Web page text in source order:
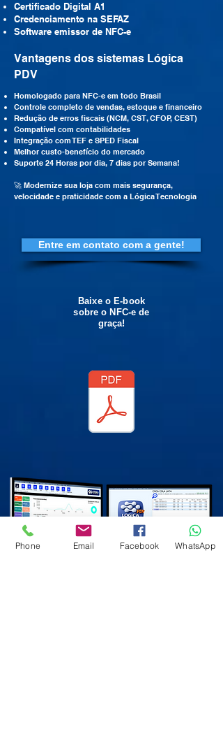
Certificado Digital A1
Credenciamento na SEFAZ
Software emissor de NFC-e
Vantagens dos sistemas Lógica
PDV
Homologado para NFC-e em todo Brasil
Controle completo de vendas, estoque e financeiro
Redução de erros fiscais (NCM, CST, CFOP, CEST)
Compatível com contabilidades
Integração com TEF e SPED Fiscal
Melhor custo-benefício do mercado
Suporte 24 Horas por dia, 7 dias por Semana!
🚀 Modernize sua loja com mais segurança,
velocidade e praticidade com a Lógica Tecnologia.
Entre em contato com a gente!
Baixe o E-book
sobre o NFC-e de
graça!
Phone Email Facebook WhatsApp